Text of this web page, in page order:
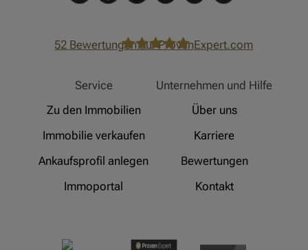
52 Bewertungen auf ProvenExpert.com
Service
Zu den Immobilien
Immobilie verkaufen
Ankaufsprofil anlegen
Immoportal
Unternehmen und Hilfe
Über uns
Karriere
Bewertungen
Kontakt